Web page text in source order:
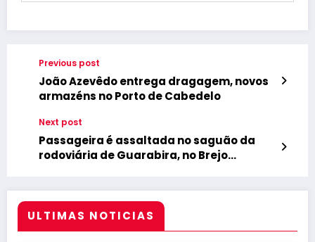
Previous post
João Azevêdo entrega dragagem, novos
armazéns no Porto de Cabedelo
Next post
Passageira é assaltada no saguão da
rodoviária de Guarabira, no Brejo
ULTIMAS NOTICIAS